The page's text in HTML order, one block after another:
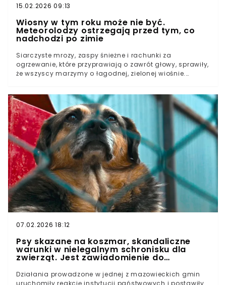
15.02.2026 09:13
Wiosny w tym roku może nie być.
Meteorolodzy ostrzegają przed tym, co
nadchodzi po zimie
Siarczyste mrozy, zaspy śnieżne i rachunki za
ogrzewanie, które przyprawiają o zawrót głowy, sprawiły,
że wszyscy marzymy o łagodnej, zielonej wiośnie.
nam wywinąć numer. Polacy muszą przygotować się na
prawdziwą anomalię w pogodzie.Zimę 2026 Polacy na
długo nie zapomną. Kiedy przypada astronomiczna
wiosna?La Niña słabnie. Co to oznacza dla pogody w
Polsce?Meteorolodzy wskazują na ocieplenie
stratosferyczneWiosny w tym roku nie będzie? Mamy
scenariusz ekstremalny
07.02.2026 18:12
Psy skazane na koszmar, skandaliczne
warunki w nielegalnym schronisku dla
zwierząt. Jest zawiadomienie do
prokuratury
Działania prowadzone w jednej z mazowieckich gmin
uruchomiły reakcję instytucji państwowych i postawiły